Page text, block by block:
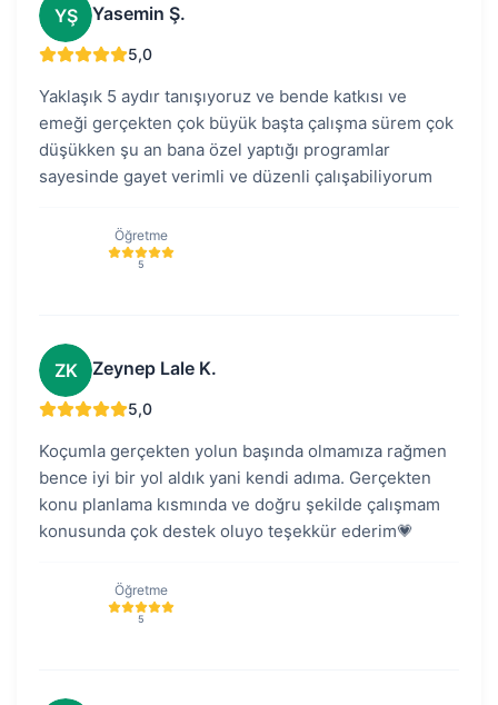
YŞ Yasemin Ş.
5,0
Yaklaşık 5 aydır tanışıyoruz ve bende katkısı ve
emeği gerçekten çok büyük başta çalışma sürem çok
düşükken şu an bana özel yaptığı programlar
sayesinde gayet verimli ve düzenli çalışabiliyorum
Öğretme
5
ZK Zeynep Lale K.
5,0
Koçumla gerçekten yolun başında olmamıza rağmen
bence iyi bir yol aldık yani kendi adıma. Gerçekten
konu planlama kısmında ve doğru şekilde çalışmam
konusunda çok destek oluyo teşekkür ederim💗
Öğretme
5